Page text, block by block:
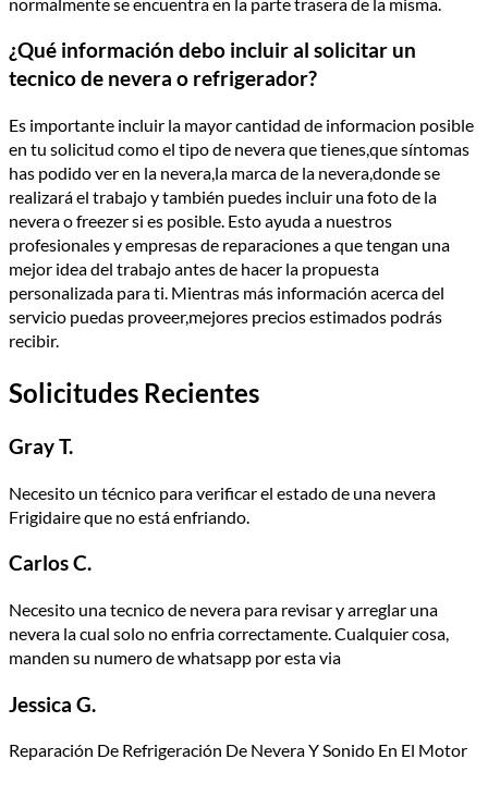
¿Qué información debo incluir al solicitar un
tecnico de nevera o refrigerador?
Es importante incluir la mayor cantidad de informacion posible
en tu solicitud como el tipo de nevera que tienes,que síntomas
has podido ver en la nevera,la marca de la nevera,donde se
realizará el trabajo y también puedes incluir una foto de la
nevera o freezer si es posible. Esto ayuda a nuestros
profesionales y empresas de reparaciones a que tengan una
mejor idea del trabajo antes de hacer la propuesta
personalizada para ti. Mientras más información acerca del
servicio puedas proveer,mejores precios estimados podrás
recibir.
Solicitudes Recientes
Gray T.
Necesito un técnico para verificar el estado de una nevera
Frigidaire que no está enfriando.
Carlos C.
Necesito una tecnico de nevera para revisar y arreglar una
nevera la cual solo no enfria correctamente. Cualquier cosa,
manden su numero de whatsapp por esta via
Jessica G.
Reparación De Refrigeración De Nevera Y Sonido En El Motor